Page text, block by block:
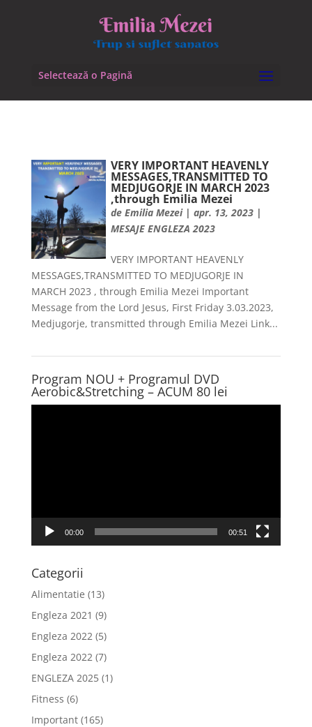
Selectează o Pagină
VERY IMPORTANT HEAVENLY
MESSAGES,TRANSMITTED TO
MEDJUGORJE IN MARCH 2023
,through Emilia Mezei
deEmilia Mezei|apr. 13, 2023 |
MESAJE ENGLEZA 2023
VERY IMPORTANT HEAVENLY
MESSAGES,TRANSMITTED TO MEDJUGORJE IN
MARCH 2023 , through Emilia Mezei Important
Message from the Lord Jesus, First Friday 3.03.2023,
Medjugorje, transmitted through Emilia Mezei Link...
Program NOU + Programul DVD
Aerobic&Stretching – ACUM 80 lei
00:00 00:51
Categorii
Alimentatie (13)
Engleza 2021 (9)
Engleza 2022 (5)
Engleza 2022 (7)
ENGLEZA 2025(1)
Fitness (6)
Important(165)